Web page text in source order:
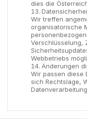
dies die
Wir treffen
organisatorische
Verschlüsselung,
Webbetriebs
Änderungen
Wir passen diese
sich Rechtslage,